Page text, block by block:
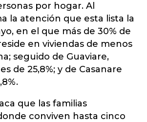
por hogar. Al
la atención que esta lista la
en el que más de 30% de
en viviendas de menos
seguido de Guaviare,
de 25,8%; y de Casanare
que las familias
conviven hasta cinco